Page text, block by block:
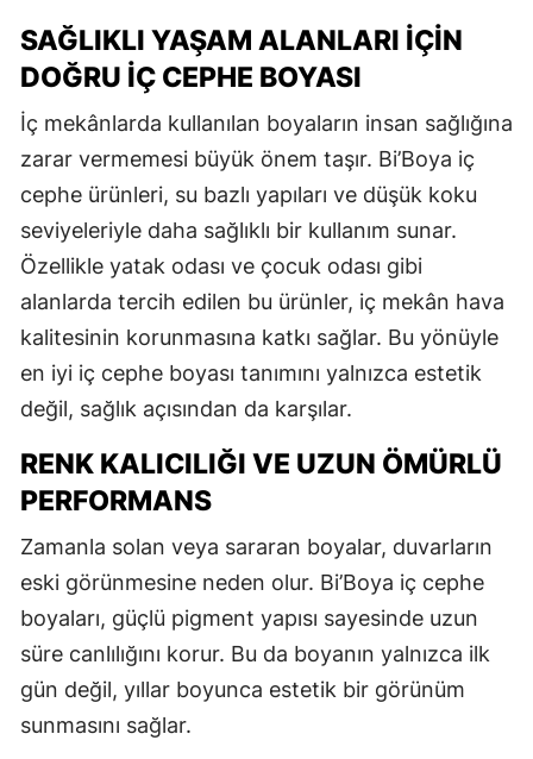
SAĞLIKLI YAŞAM ALANLARI İÇIN
DOĞRU İÇ CEPHE BOYASI
İç mekânlarda kullanılan boyaların insan sağlığına
zarar vermemesi büyük önem taşır. Bi’Boya iç
cephe ürünleri, su bazlı yapıları ve düşük koku
seviyeleriyle daha sağlıklı bir kullanım sunar.
Özellikle yatak odası ve çocuk odası gibi
alanlarda tercih edilen bu ürünler, iç mekân hava
kalitesinin korunmasına katkı sağlar. Bu yönüyle
en iyi iç cephe boyası tanımını yalnızca estetik
değil, sağlık açısından da karşılar.
RENK KALICILIĞI VE UZUN ÖMÜRLÜ
PERFORMANS
Zamanla solan veya sararan boyalar, duvarların
eski görünmesine neden olur. Bi’Boya iç cephe
boyaları, güçlü pigment yapısı sayesinde uzun
süre canlılığını korur. Bu da boyanın yalnızca ilk
gün değil, yıllar boyunca estetik bir görünüm
sunmasını sağlar.